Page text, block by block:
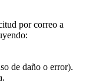
por correo a
de daño o error).